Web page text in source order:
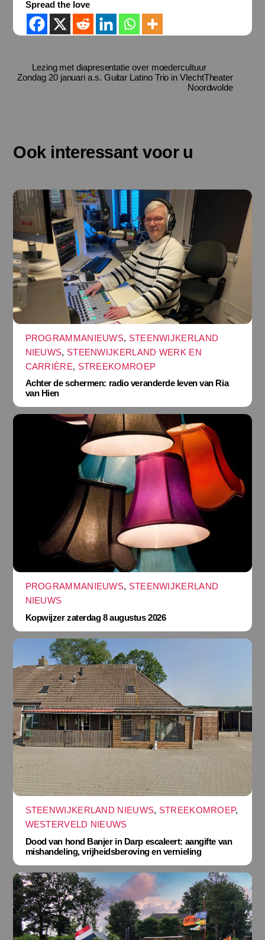
Spread the love
Lezing met diapresentatie over moedercultuur
Zondag 20 januari a.s. Guitar Latino Trio in VlechtTheater
Noordwolde
Ook interessant voor u
PROGRAMMANIEUWS, STEENWIJKERLAND
NIEUWS, STEENWIJKERLAND WERK EN
CARRIÈRE, STREEKOMROEP
Achter de schermen: radio veranderde leven van Ria
van Hien
PROGRAMMANIEUWS, STEENWIJKERLAND
NIEUWS
Kopwijzer zaterdag 8 augustus 2026
STEENWIJKERLAND NIEUWS, STREEKOMROEP,
WESTERVELD NIEUWS
Dood van hond Banjer in Darp escaleert: aangifte van
mishandeling, vrijheidsberoving en vernieling